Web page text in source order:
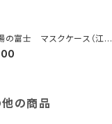
の富士 マスクケース（江戸
浴場組合）
の商品